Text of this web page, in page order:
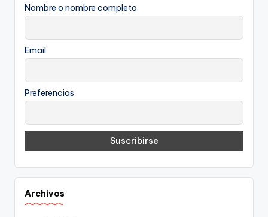
Nombre o nombre completo
Email
Preferencias
Archivos